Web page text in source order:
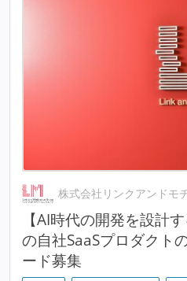
株式会社リンクアンドモ
【AI時代の開発を設計
の自社SaaSプロダクト
ード募集